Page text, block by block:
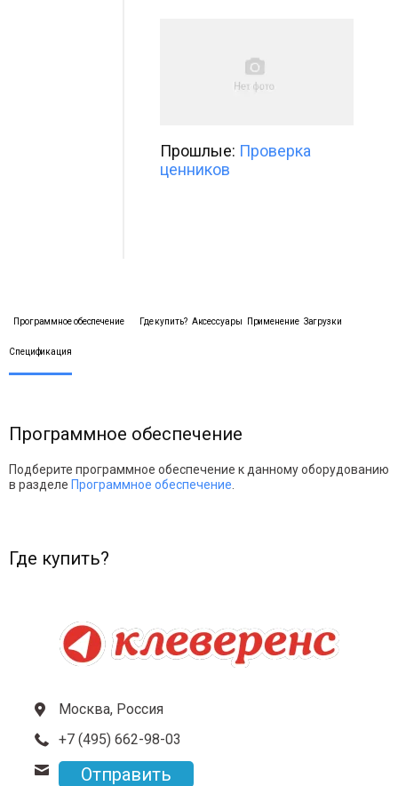
Прошлые: Проверка
ценников
Программное обеспечение Где купить? Аксессуары Применение Загрузки
Спецификация
Программное обеспечение
Подберите программное обеспечение к данному оборудованию
в разделе Программное обеспечение
Где купить?
Москва, Россия
+7 (495) 662-98-03
Отправить